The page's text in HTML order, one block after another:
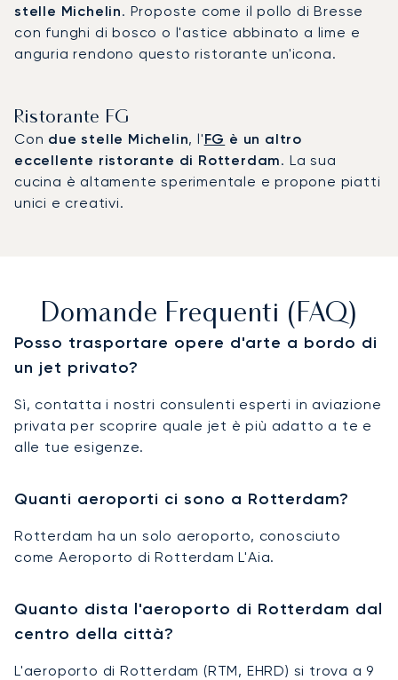
stelle Michelin. Proposte come il pollo di Bresse
con funghi di bosco o l'astice abbinato a lime e
anguria rendono questo ristorante un'icona.
Ristorante FG
Con due stelle Michelin, l'FG è un altro
eccellente ristorante di Rotterdam. La sua
cucina è altamente sperimentale e propone piatti
unici e creativi.
Domande Frequenti (FAQ)
Posso trasportare opere d'arte a bordo di
un jet privato?
Sì, contatta i nostri consulenti esperti in aviazione
privata per scoprire quale jet è più adatto a te e
alle tue esigenze.
Quanti aeroporti ci sono a Rotterdam?
Rotterdam ha un solo aeroporto, conosciuto
come Aeroporto di Rotterdam L'Aia.
Quanto dista l'aeroporto di Rotterdam dal
centro della città?
L'aeroporto di Rotterdam (RTM, EHRD) si trova a 9